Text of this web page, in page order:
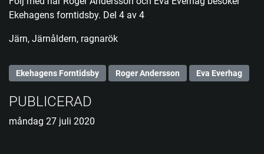
Ekehagens forntidsby. Del 4 av 4
Järn, Järnåldern, ragnarök
Ekehagens Forntidsby Roger Andersson Eva Everhag
PUBLICERAD
måndag 27 juli 2020